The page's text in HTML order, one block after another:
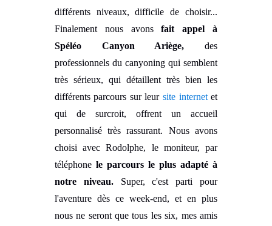
différents niveaux, difficile de choisir...
Finalement nous avonsfait appel à
Spéléo Canyon Ariège, des
professionnels du canyoning qui semblent
très sérieux, qui détaillent très bien les
différents parcours sur leursite internetet
qui de surcroit, offrent un accueil
personnalisé très rassurant. Nous avons
choisi avec Rodolphe, le moniteur, par
téléphonele parcours le plus adapté à
notre niveau.Super, c'est parti pour
l'aventure dès ce week-end, et en plus
nous ne seront que tous les six, mes amis